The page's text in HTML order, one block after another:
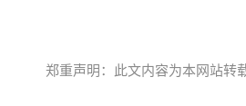
郑重声明：此文内容为本网站转